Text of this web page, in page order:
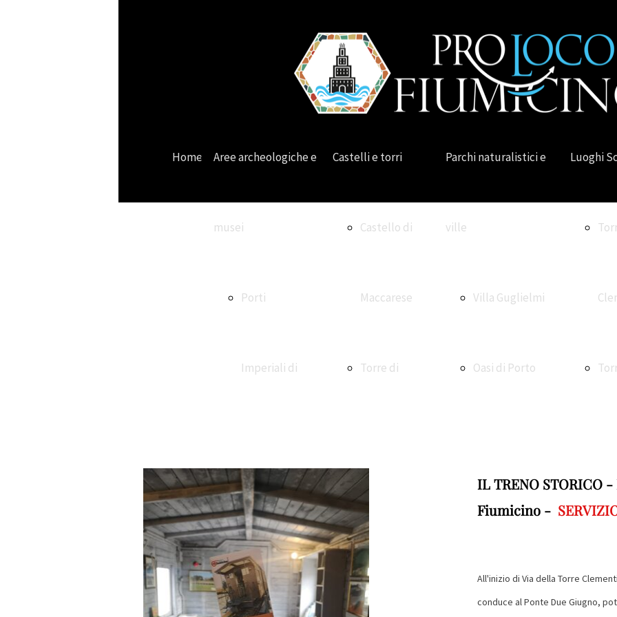
Home Aree archeologiche e
musei
Porti
Imperiali di
Traiano
Necropoli di
Castelli e torri
Castello di
Maccarese
Torre di
Torre e
borgo di
Parchi naturalistici e
ville
Villa Guglielmi
Oasi di Porto
Macchiagrande
Vasche di
Luoghi
La
La
IL TRENO
Fiumicino -
All'inizio di Via della Torre
conduce al Ponte Due Giugno,